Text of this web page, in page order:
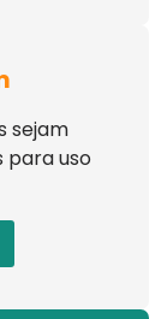
sejam
para uso